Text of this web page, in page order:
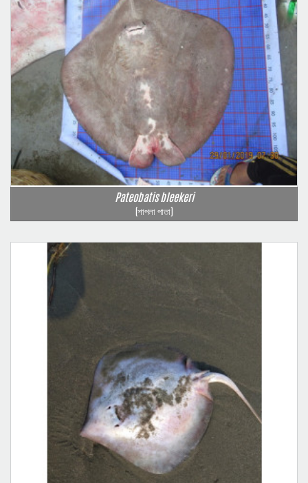
Pateobatis bleekeri
(শাপলা পাতা)